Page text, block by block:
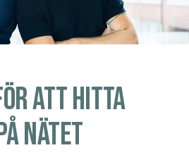
att hitta
nätet